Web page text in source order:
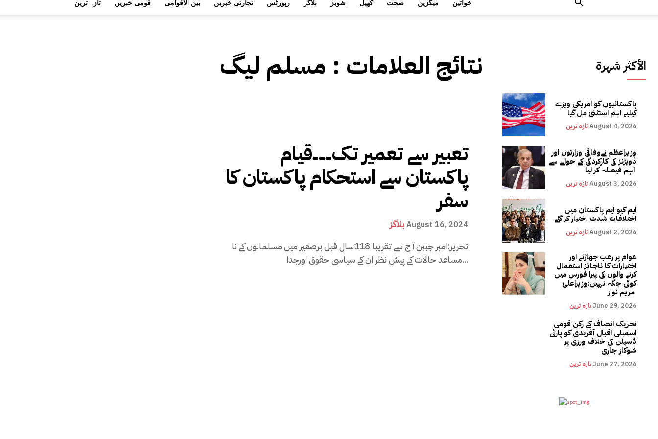
تازہ ترین قومی خبریں بین الاقوامی تجارتی خبریں رپورٹس بلاگز شوبز کھیل صحت میگزین خواتین
نتائج العلامات : مسلم لیگ
تعبیر سے تعمیر تک۔۔۔قیام
پاکستان سے استحکام پاکستان کا
سفر
بلاگزAugust 16, 2024
تحریر:امبر جبین آ ج سے تقریبا 118سال قبل برصغیر میں مسلمانوں کے نا
مساعد حالات کے پیش نظر ان کے سیاسی حقوق اورجدا...
الأكثر شهرة
پاکستانیوں کو امریکی ویزے
کیلیے اہم استثنیٰ مل گیا
تازہ ترینAugust 4, 2026
وزیراعظم نےوفاقی وزارتوں اور
ڈویژنز کی کارکردگی کے حوالے سے
تازہ ترینAugust 3, 2026
ایم کیو ایم پاکستان میں
اختلافات شدت اختیار کر گئے
تازہ ترینAugust 2, 2026
عوام پر رعب جھاڑنے اور
اختیارات کا ناجائز استعمال
کرنے والوں کی پیرا فورس میں
کوئی جگہ نہیں:وزیراعلیٰ
تازہ ترینJune 29, 2026
تحریک انصاف کے رکن قومی
اسمبلی اقبال آفریدی کو پارٹی
ڈسپلن کی خلاف ورزی پر
شوکاز جاری
تازہ ترینJune 27, 2026